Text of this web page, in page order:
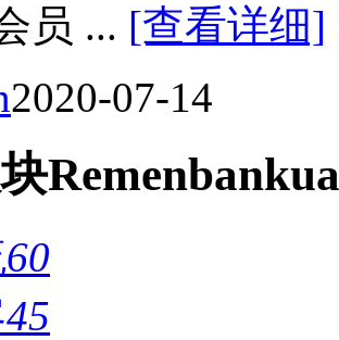
员 ... [查看详细]
2020-07-14
Remen
60
45